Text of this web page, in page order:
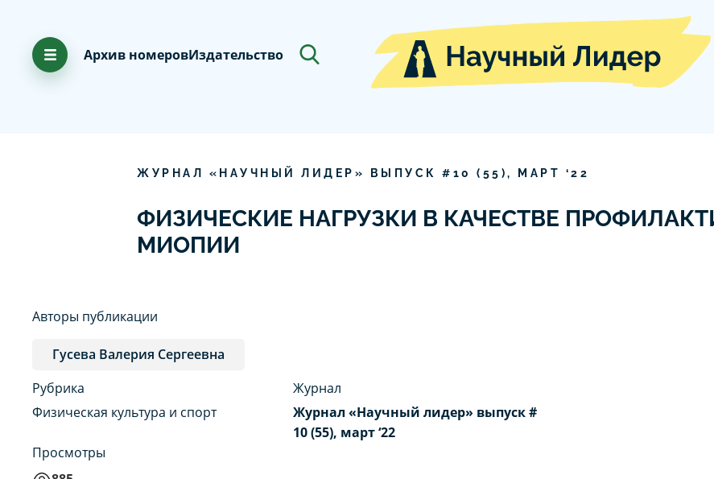
Архив номеровИздательство
ЖУРНАЛ «НАУЧНЫЙ ЛИДЕР» ВЫПУСК # 10 ( 55 ), МАРТ ‘22
ФИЗИЧЕСКИЕ НАГРУЗКИ В КАЧЕСТВЕ
МИОПИИ
Авторы публикации
Гусева Валерия Сергеевна
Рубрика
Физическая культура и спорт
Просмотры
Журнал
Журнал «Научный лидер» выпуск #
10 (55), март ‘22